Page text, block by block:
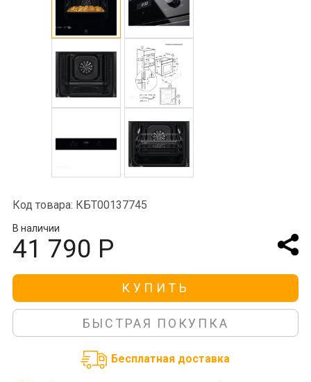
Код товара: КБТ00137745
В наличии
41 790 Р
КУПИТЬ
БЫСТРАЯ ПОКУПКА
Бесплатная доставка